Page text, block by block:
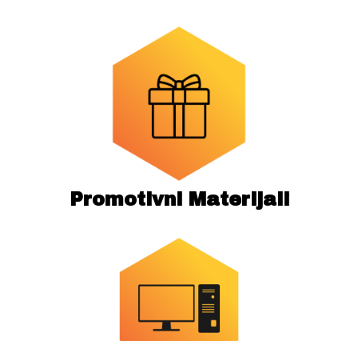
Promotivni Materijali